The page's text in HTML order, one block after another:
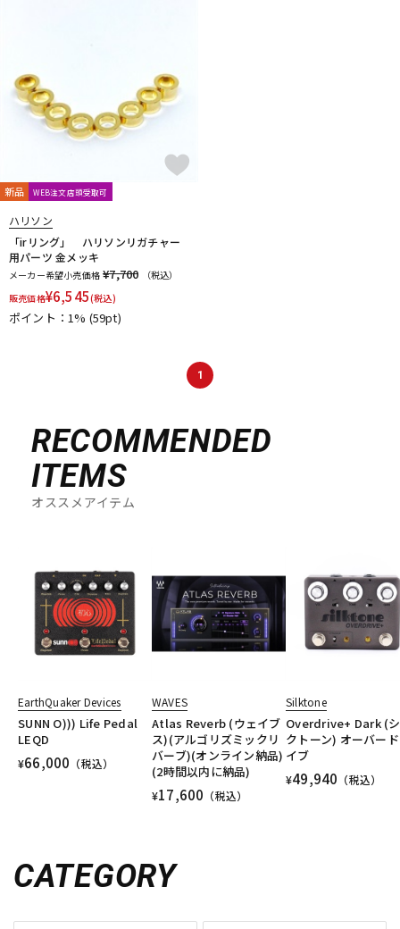
新品 WEB注文店頭受取可
ハリソン
「irリング」 ハリソンリガチャー
用パーツ 金メッキ
メーカー希望小売価格 ¥7,700
（税込）
販売価格¥6,545(税込)
ポイント：1% (59pt)
1
RECOMMENDED
ITEMS
オススメアイテム
EarthQuaker Devices
SUNN O))) Life Pedal
LEQD
¥66,000 （税込）
WAVES
Atlas Reverb (ウェイブ
ス)(アルゴリズミックリ
バーブ)(オンライン納品)
(2時間以内に納品)
¥17,600 （税込）
Silktone
Overdrive+ Dark (
クトーン) オーバー
イブ
¥49,940 （税込）
CATEGORY